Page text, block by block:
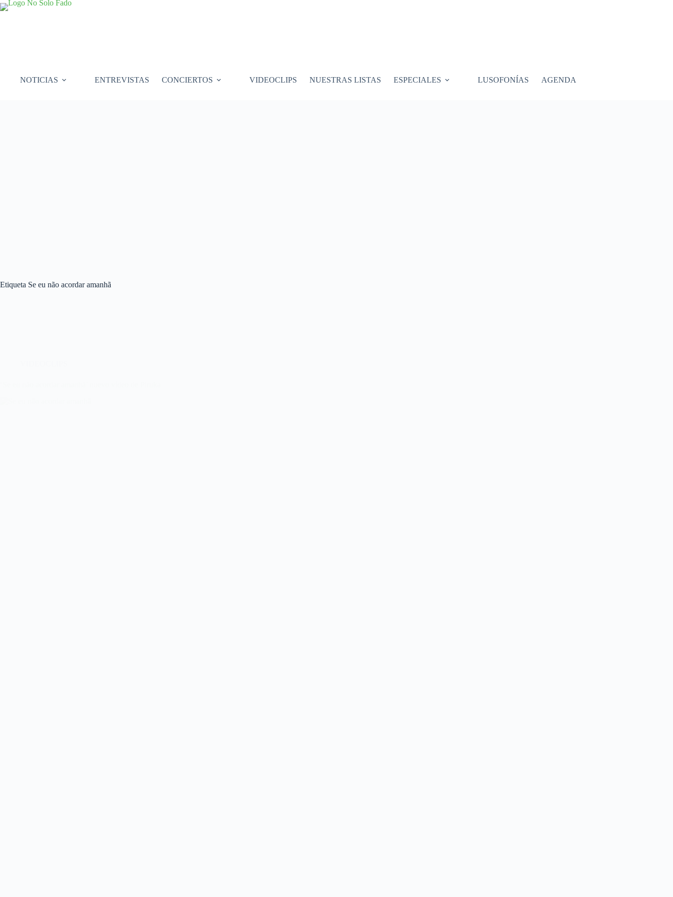
Saltar
al
NOTICIAS ENTREVISTAS CONCIERTOS VIDEOCLIPS NUESTRAS LISTAS ESPECIALES LUSOFONÍAS AGENDA
Etiqueta Se eu não acordar amanhã